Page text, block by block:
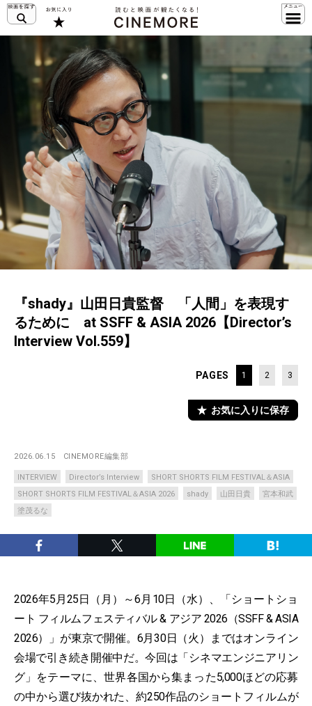
『shady』山田日貴監督 「人間」を表現す
るために at SSFF & ASIA 2026【Director’s
Interview Vol.559】
PAGES 1 2 3
お気に入りに保存
2026.06.15 CINEMORE編集部
INTERVIEW Director’s Interview
SHORT SHORTS FILM FESTIVAL＆ASIA
SHORT SHORTS FILM FESTIVAL＆ASIA 2026
shady 山田日貴
宮本和武
塗茂るな
2026年5月25日（月）～6月10日（水）、「ショートショ
ート フィルムフェスティバル & アジア 2026（SSFF & ASIA
2026）」が東京で開催。6月30日（火）まではオンライン
会場で引き続き開催中だ。今回は「シネマエンジニアリン
グ」をテーマに、世界各国から集まった5,000ほどの応募
の中から選び抜かれた、約250作品のショートフィルムが